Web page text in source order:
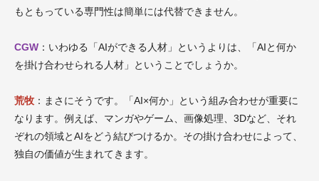
もともっている専門性は簡単には代替できません。
CGW ：いわゆる「AIができる人材」というよりは、「AIと何か
を掛け合わせられる人材」ということでしょうか。
荒牧 ：まさにそうです。「AI×何か」という組み合わせが重要に
なります。例えば、マンガやゲーム、画像処理、3Dなど、それ
ぞれの領域とAIをどう結びつけるか。その掛け合わせによって、
独自の価値が生まれてきます。